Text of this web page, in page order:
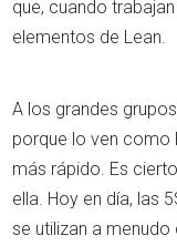
que, cuando
elementos de Lean.
A los grandes
porque lo ven como
más rápido. Es
ella. Hoy en día, las
se utilizan a